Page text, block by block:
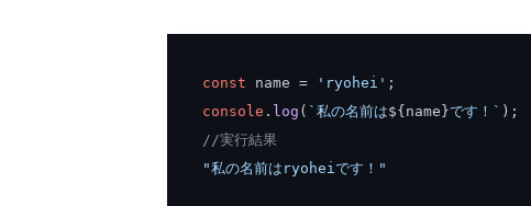
const name = 'ryohei' ;
console . log ( `私の名前は${ name }です！` );
//実行結果
"私の名前はryoheiです！"